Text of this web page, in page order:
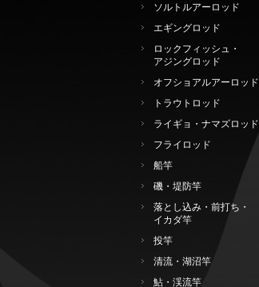
ソルトルアーロッド
エギングロッド
ロックフィッシュ・
アジングロッド
オフショアルアーロッド
トラウトロッド
ライギョ・ナマズロッド
フライロッド
船竿
磯・堤防竿
落とし込み・前打ち・
イカダ竿
投竿
清流・湖沼竿
鮎・渓流竿